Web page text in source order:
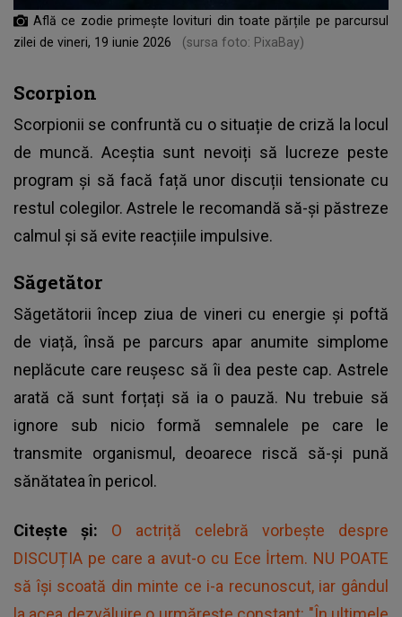
Află ce zodie primește lovituri din toate părțile pe parcursul
zilei de vineri, 19 iunie 2026
(sursa foto: PixaBay)
Scorpion
Scorpionii se confruntă cu o situație de criză la locul
de muncă. Aceștia sunt nevoiți să lucreze peste
program și să facă față unor discuții tensionate cu
restul colegilor. Astrele le recomandă să-și păstreze
calmul și să evite reacțiile impulsive.
Săgetător
Săgetătorii încep ziua de vineri cu energie și poftă
de viață, însă pe parcurs apar anumite simplome
neplăcute care reușesc să îi dea peste cap. Astrele
arată că sunt forțați să ia o pauză. Nu trebuie să
ignore sub nicio formă semnalele pe care le
transmite organismul, deoarece riscă să-și pună
sănătatea în pericol.
Citește și: O actriță celebră vorbește despre
DISCUȚIA pe care a avut-o cu Ece İrtem. NU POATE
să își scoată din minte ce i-a recunoscut, iar gândul